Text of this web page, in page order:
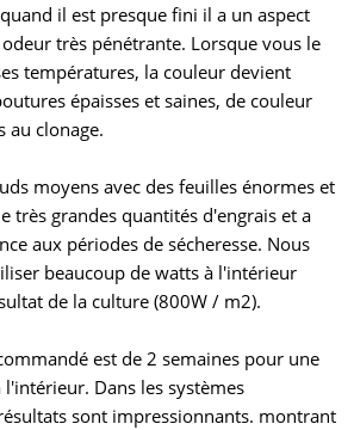
il est presque fini il a un aspect
très pénétrante. Lorsque vous le
températures, la couleur devient
épaisses et saines, de couleur
au clonage.
moyens avec des feuilles énormes et
très grandes quantités d'engrais et a
aux périodes de sécheresse. Nous
beaucoup de watts à l'intérieur
de la culture (800W / m2).
est de 2 semaines pour une
Dans les systèmes
sont impressionnants. montrant